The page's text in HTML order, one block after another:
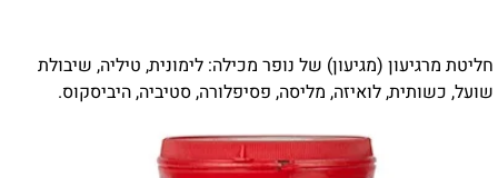
חליטת מרגיעון (מגיעון) של נופר מכילה: לימונית, טיליה, שיבולת
שועל, כשותית, לואיזה, מליסה, פסיפלורה, סטיביה, היביסקוס.